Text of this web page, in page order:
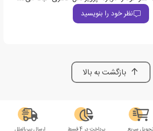
نظر خود را بنویسید
بازگشت به بالا